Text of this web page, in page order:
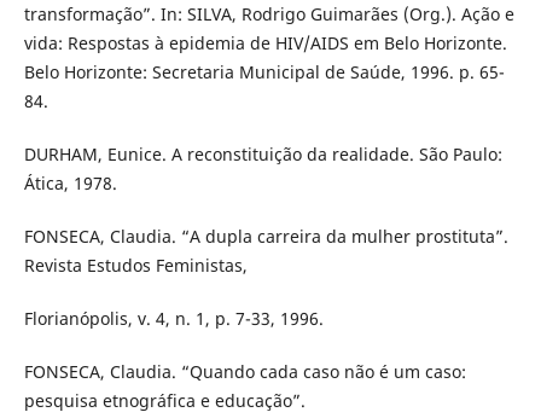
transformação”. In: SILVA, Rodrigo Guimarães (Org.). Ação e
vida: Respostas à epidemia de HIV/AIDS em Belo Horizonte.
Belo Horizonte: Secretaria Municipal de Saúde, 1996. p. 65-
84.
DURHAM, Eunice. A reconstituição da realidade. São Paulo:
Ática, 1978.
FONSECA, Claudia. “A dupla carreira da mulher prostituta”.
Revista Estudos Feministas,
Florianópolis, v. 4, n. 1, p. 7-33, 1996.
FONSECA, Claudia. “Quando cada caso não é um caso:
pesquisa etnográfica e educação”.